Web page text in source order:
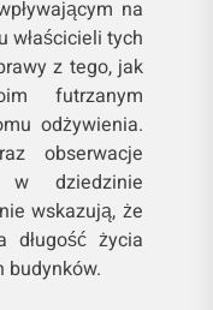
na
właścicieli tych
z tego, jak
futrzanym
odżywienia.
obserwacje
w dziedzinie
wskazują, że
długość życia
budynków.